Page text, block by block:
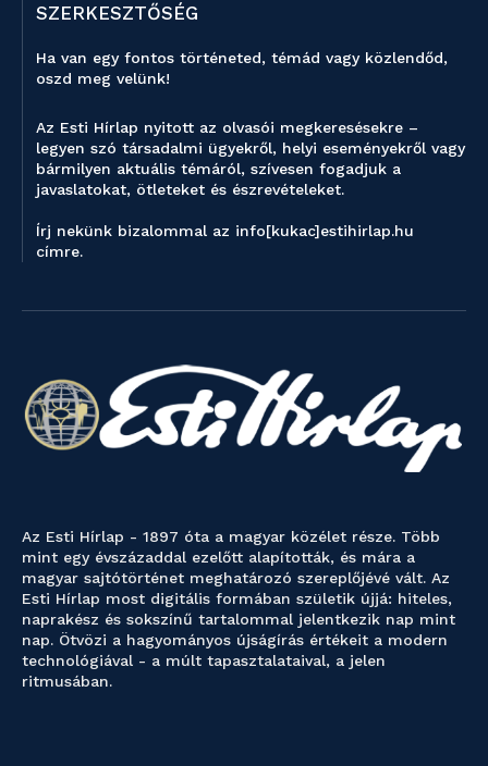
SZERKESZTŐSÉG
Ha van egy fontos történeted, témád vagy közlendőd,
oszd meg velünk!
Az Esti Hírlap nyitott az olvasói megkeresésekre –
legyen szó társadalmi ügyekről, helyi eseményekről vagy
bármilyen aktuális témáról, szívesen fogadjuk a
javaslatokat, ötleteket és észrevételeket.
Írj nekünk bizalommal az info[kukac]estihirlap.hu
címre.
Az Esti Hírlap - 1897 óta a magyar közélet része. Több
mint egy évszázaddal ezelőtt alapították, és mára a
magyar sajtótörténet meghatározó szereplőjévé vált. Az
Esti Hírlap most digitális formában születik újjá: hiteles,
naprakész és sokszínű tartalommal jelentkezik nap mint
nap. Ötvözi a hagyományos újságírás értékeit a modern
technológiával - a múlt tapasztalataival, a jelen
ritmusában.